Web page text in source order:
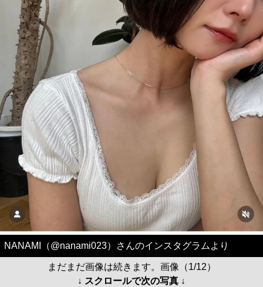
NANAMI（@nanami023）さんのインスタグラムより
まだまだ画像は続きます。画像（1/12）
↓ スクロールで次の写真 ↓